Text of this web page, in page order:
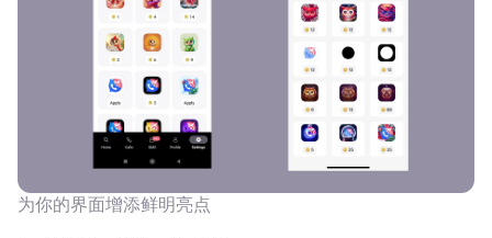
为你的界面增添鲜明亮点